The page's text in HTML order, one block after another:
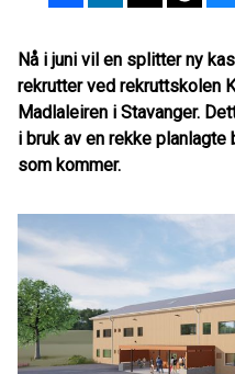
Nå i juni vil en splitter ny
rekrutter ved rekruttskolen
Madlaleiren i Stavanger.
i bruk av en rekke
som kommer.